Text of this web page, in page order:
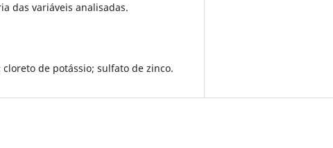
das variáveis analisadas.
cloreto de potássio; sulfato de zinco.